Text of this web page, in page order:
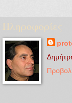
Πληροφορίες